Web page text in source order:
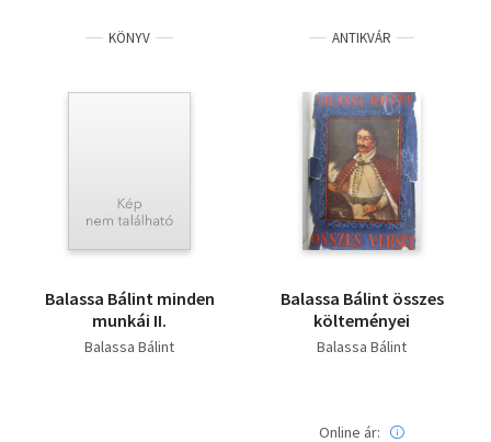
KÖNYV
Balassa Bálint minden
munkái II.
Balassa Bálint
ANTIKVÁR
Balassa Bálint összes
költeményei
Balassa Bálint
Online ár: